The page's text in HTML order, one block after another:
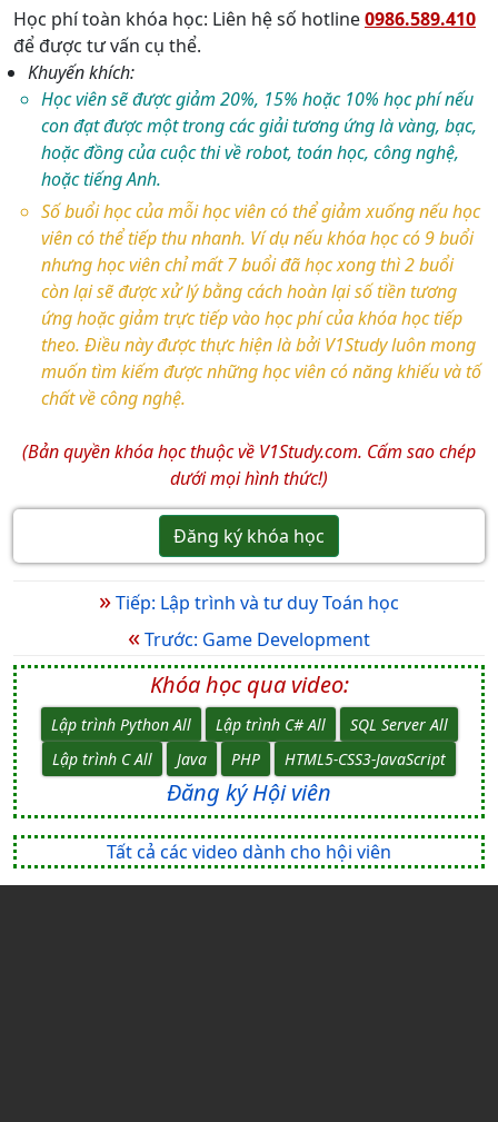
Học phí toàn khóa học: Liên hệ số hotline0986.589.410
để được tư vấn cụ thể.
Khuyến khích:
Học viên sẽ được giảm 20%, 15% hoặc 10% học phí nếu
con đạt được một trong các giải tương ứng là vàng, bạc,
hoặc đồng của cuộc thi về robot, toán học, công nghệ,
hoặc tiếng Anh.
Số buổi học của mỗi học viên có thể giảm xuống nếu học
viên có thể tiếp thu nhanh. Ví dụ nếu khóa học có 9 buổi
nhưng học viên chỉ mất 7 buổi đã học xong thì 2 buổi
còn lại sẽ được xử lý bằng cách hoàn lại số tiền tương
ứng hoặc giảm trực tiếp vào học phí của khóa học tiếp
theo. Điều này được thực hiện là bởi V1Study luôn mong
muốn tìm kiếm được những học viên có năng khiếu và tố
chất về công nghệ.
(Bản quyền khóa học thuộc về V1Study.com. Cấm sao chép
dưới mọi hình thức!)
Đăng ký khóa học
»Tiếp: Lập trình và tư duy Toán học
«Trước: Game Development
Khóa học qua video:
Lập trình Python All Lập trình C# All
SQL Server All
Lập trình C All
Java PHP HTML5-CSS3-JavaScript
Đăng ký Hội viên
Tất cả các video dành cho hội viên